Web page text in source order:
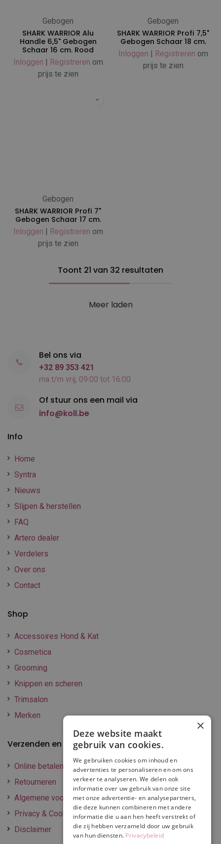
Gebogen
SHARK WARRIOR Alu
Handle 6,5" Gebogen
Schaar 16 cm. Rood
Inloggen | Registreren om
prijs te zien
Gebogen
SHARK WARRIOR Profi 7,5"
Gebogen Schaar 18 cm.
Inloggen | Registreren om
prijs te zien
Gebogen
SHARK WARRIOR Profi 7"
Gebogen Schaar 17 cm.
Inloggen | Registreren om
prijs te zien
Toont 21 van 32 resultaten
Meer laden
Info
Home
Syntra
Nieuws
Slijpen & herstellen
FAQ
Artero dealer
Verdelers
Over ons
Contact
Shop
Accessoires Hond & Kat
Cosmetica
Grooming
Knippen en scheren
Trimsalon
Merken
Verzenden en betalen
Online betalen
Retourneren
Algemene voorwaarden
Privacy & Cookie policy
Disclaimer
Bel ons via
+32 89 353 421
ma t/m vrij, 09:00 tot 16:00
Of stuur ons een mail via
info@koll.be
×
Deze website maakt
gebruik van cookies.
We gebruiken cookies om inhoud en
advertenties te personaliseren en om ons
verkeer te analyseren. We delen ook
informatie over uw gebruik van onze site
met onze advertentie- en analysepartners,
die deze kunnen combineren met andere
informatie die u aan hen heeft verstrekt of
die zij hebben verzameld door uw gebruik
van hun diensten. Privacybeleid